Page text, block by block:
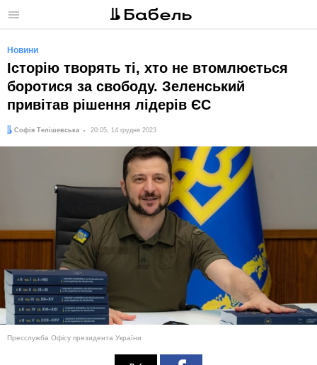
Меню
Новини
Історію творять ті, хто не втомлюється
боротися за свободу. Зеленський
привітав рішення лідерів ЄС
Автор:
Софія Телішевська
Дата: 20:05, 14 грудня 2023
Пресслужба Офісу президента України